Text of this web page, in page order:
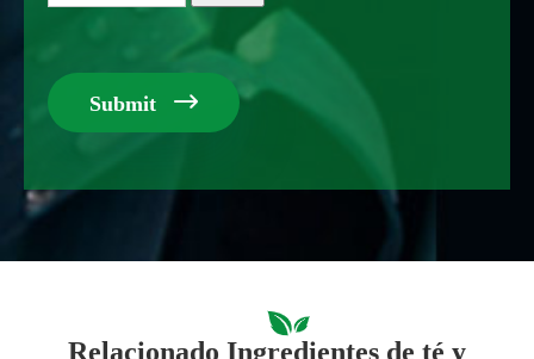
Submit 
Relacionado Ingredientes de té y